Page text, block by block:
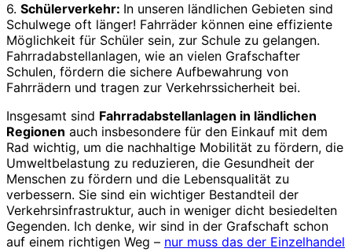
6. Schülerverkehr: In unseren ländlichen Gebieten sind
Schulwege oft länger! Fahrräder können eine effiziente
Möglichkeit für Schüler sein, zur Schule zu gelangen.
Fahrradabstellanlagen, wie an vielen Grafschafter
Schulen, fördern die sichere Aufbewahrung von
Fahrrädern und tragen zur Verkehrssicherheit bei.
Insgesamt sind Fahrradabstellanlagen in ländlichen
Regionen auch insbesondere für den Einkauf mit dem
Rad wichtig, um die nachhaltige Mobilität zu fördern, die
Umweltbelastung zu reduzieren, die Gesundheit der
Menschen zu fördern und die Lebensqualität zu
verbessern. Sie sind ein wichtiger Bestandteil der
Verkehrsinfrastruktur, auch in weniger dicht besiedelten
Gegenden. Ich denke, wir sind in der Grafschaft schon
auf einem richtigen Weg – nur muss das der Einzelhandel